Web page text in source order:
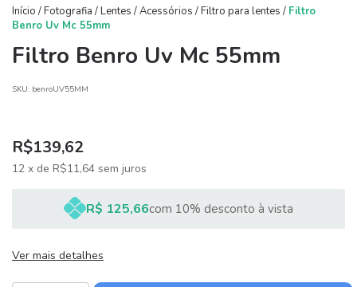
Início /Fotografia /Lentes /Acessórios /Filtro para lentes / Filtro
Benro Uv Mc 55mm
Filtro Benro Uv Mc 55mm
SKU: benroUV55MM
R$139,62
12 x de R$11,64 sem juros
R$ 125,66com 10% desconto à vista
Ver mais detalhes